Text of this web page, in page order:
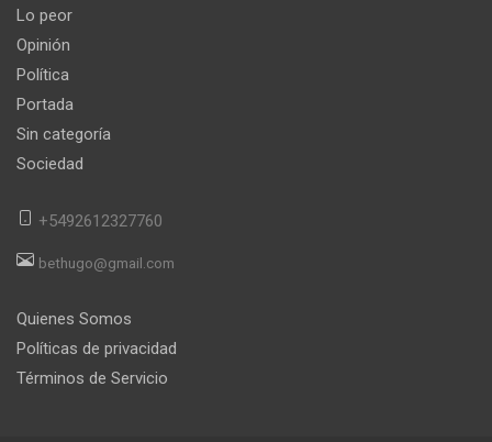
Lo peor
Opinión
Política
Portada
Sin categoría
Sociedad
+5492612327760
bethugo@gmail.com
Quienes Somos
Políticas de privacidad
Términos de Servicio